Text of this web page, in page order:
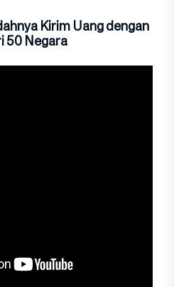
Kirim Uang dengan
50 Negara